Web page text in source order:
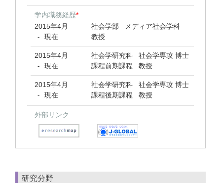
学内職務経歴*
2015年4月
- 現在
社会学部 メディア社会学科
教授
2015年4月
- 現在
社会学研究科 社会学専攻 博士
課程前期課程 教授
2015年4月
- 現在
社会学研究科 社会学専攻 博士
課程後期課程 教授
外部リンク
研究分野